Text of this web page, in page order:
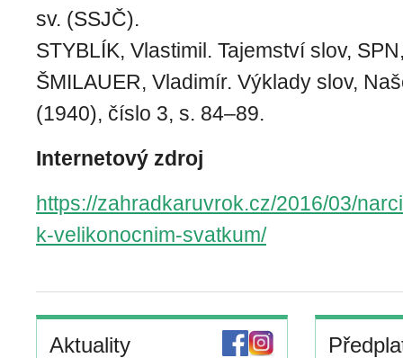
sv. (SSJČ).
STYBLÍK, Vlastimil. Tajemství slov,
ŠMILAUER, Vladimír. Výklady slov,
(1940), číslo 3, s. 84–89.
Internetový zdroj
https://zahradkaruvrok.cz/2016/03/
k-velikonocnim-svatkum/
Aktuality